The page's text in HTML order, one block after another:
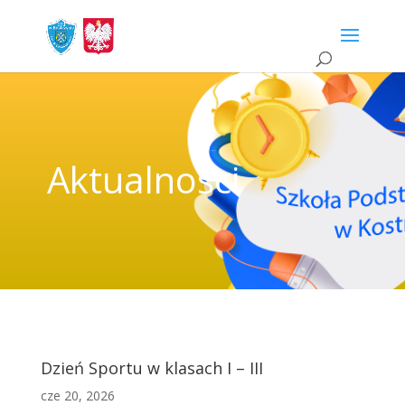
Aktualności
Dzień Sportu w klasach I – III
cze 20, 2026